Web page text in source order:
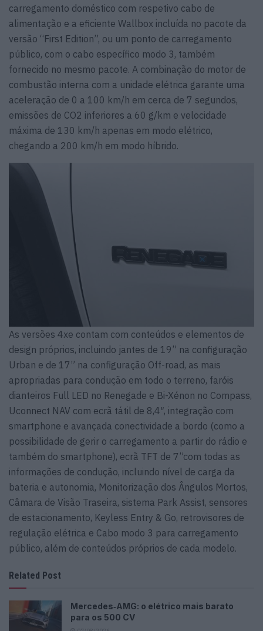
carregamento doméstico com respetivo cabo de
alimentação e a eficiente Wallbox incluída no pacote da
versão “First Edition”, ou um ponto de carregamento
público, com o cabo específico modo 3, também
fornecido no mesmo pacote. A combinação do motor de
combustão interna com a unidade elétrica garante uma
aceleração de 0 a 100 km/h em cerca de 7 segundos,
emissões de CO2 inferiores a 60 g/km e velocidade
máxima de 130 km/h apenas em modo elétrico,
chegando a 200 km/h em modo híbrido.
As versões 4xe contam com conteúdos e elementos de
design próprios, incluindo jantes de 19” na configuração
Urban e de 17” na configuração Off-road, as mais
apropriadas para condução em todo o terreno, faróis
dianteiros Full LED no Renegade e Bi-Xénon no Compass,
Uconnect NAV com ecrã tátil de 8,4″, integração com
smartphone e avançada conectividade a bordo (como a
possibilidade de gerir o carregamento a partir do rádio e
também do smartphone), ecrã TFT de 7”com todas as
informações de condução, incluindo nível de carga da
bateria e autonomia, Monitorização dos Ângulos Mortos,
Câmara de Visão Traseira, sistema Park Assist, sensores
de estacionamento, Keyless Entry & Go, retrovisores de
regulação elétrica e Cabo modo 3 para carregamento
público, além de conteúdos próprios de cada modelo.
Related Post
Mercedes‑AMG: o elétrico mais barato
para os 500 CV